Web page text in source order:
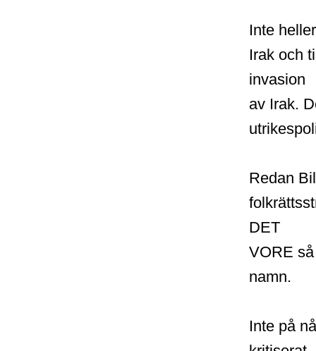
Inte
Irak och
invasion
av Irak.
Redan
DET
VORE
namn.
Inte på